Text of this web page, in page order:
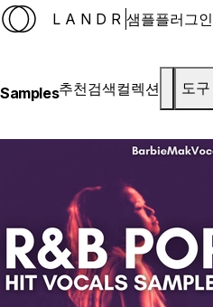
LANDR 샘플플러그인
Samples추천검색컬렉션 도구